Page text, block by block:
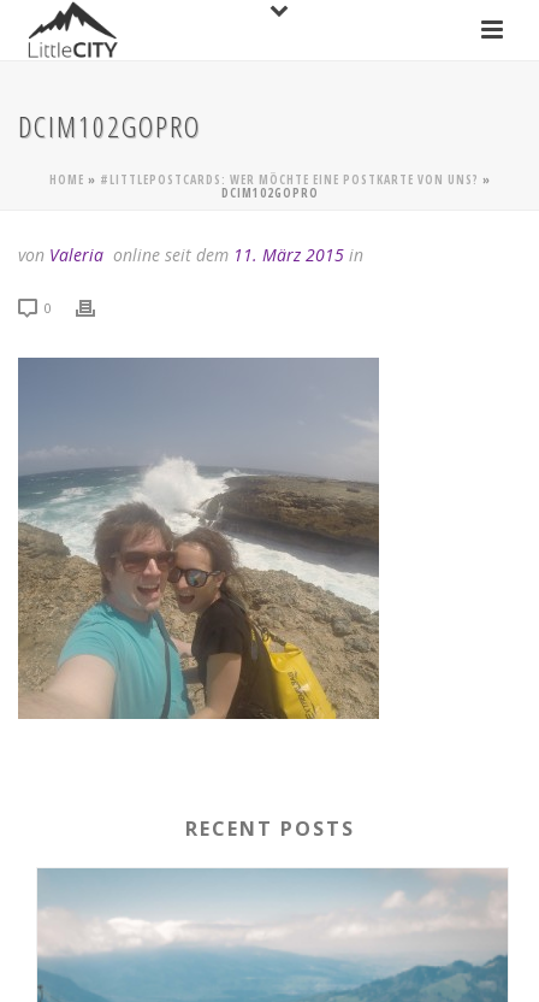
DCIM102GOPRO
HOME » #LITTLEPOSTCARDS: WER MÖCHTE EINE POSTKARTE VON UNS? »
DCIM102GOPRO
von Valeria online seit dem 11. März 2015 in
0
RECENT POSTS